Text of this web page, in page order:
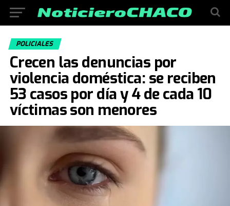
POLICIALES
Crecen las denuncias por
violencia doméstica: se reciben
53 casos por día y 4 de cada 10
víctimas son menores